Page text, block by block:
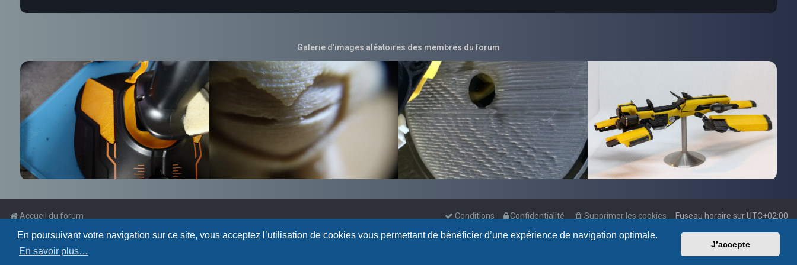
En poursuivant votre navigation sur ce site, vous acceptez l’utilisation de cookies vous permettant de bénéficier d’une expérience de navigation optimale.
En savoir plus…
J’accepte
Galerie d'images aléatoires des membres du forum
Accueil du forum Fuseau horaire surUTC+02:00
Supprimer les cookies
Confidentialité
Conditions
Powered by phpBB
Traduction française officielle